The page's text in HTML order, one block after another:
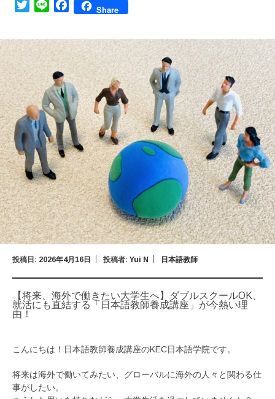
TwitterLine FacebookShare
投稿日: 2026年4月16日 投稿者: Yui N 日本語教師
【将来、海外で働きたい大学生へ】ダブルスクールOK、
就活にも直結する「日本語教師養成講座」が今熱い理
由！
こんにちは！日本語教師養成講座のKEC日本語学院です。
将来は海外で働いてみたい、グローバルに海外の人々と関わる仕
事がしたい。